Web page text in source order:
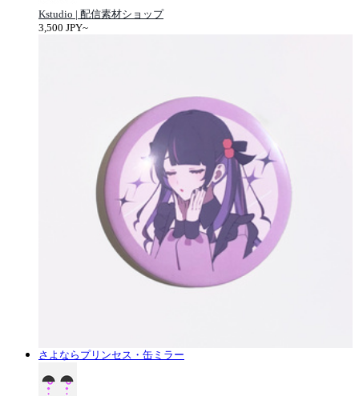
Kstudio | 配信素材ショップ
3,500 JPY~
さよならプリンセス・缶ミラー